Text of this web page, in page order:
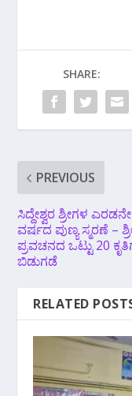
SHARE:
PREVIOUS
ಸಿದ್ದೇಶ್ವರ ಶ್ರೀಗಳ ಎರಡನೇ
ವರ್ಷದ ಪುಣ್ಯ ಸ್ಮರಣೆ –
ಪ್ರವಚನದ ಒಟ್ಟು 20
ಬಿಡುಗಡೆ
RELATED